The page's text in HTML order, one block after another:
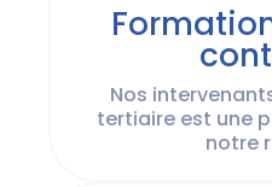
Nos
tertiaire est une
notre